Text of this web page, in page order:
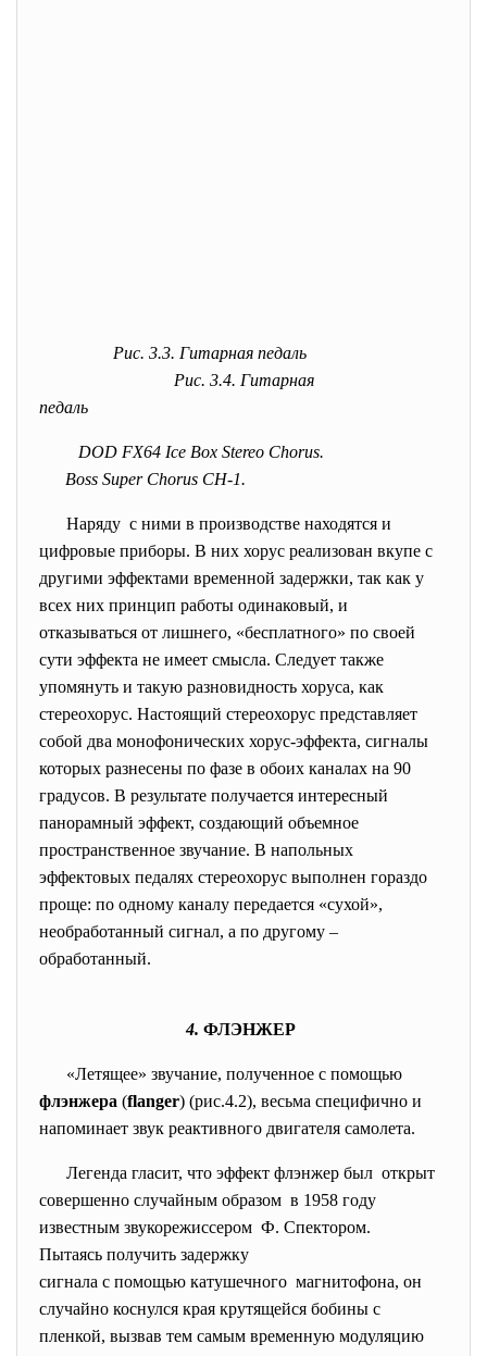
Рис. 3.3. Гитарная педаль
Рис. 3.4. Гитарная
педаль
DOD FX64 Ice Box Stereo Chorus.
Boss Super Chorus CH-1.
Наряду с ними в производстве находятся и
цифровые приборы. В них хорус реализован вкупе с
другими эффектами временной задержки, так как у
всех них принцип работы одинаковый, и
отказываться от лишнего, «бесплатного» по своей
сути эффекта не имеет смысла. Следует также
упомянуть и такую разновидность хоруса, как
стереохорус. Настоящий стереохорус представляет
собой два монофонических хорус-эффекта, сигналы
которых разнесены по фазе в обоих каналах на 90
градусов. В результате получается интересный
панорамный эффект, создающий объемное
пространственное звучание. В напольных
эффектовых педалях стереохорус выполнен гораздо
проще: по одному каналу передается «сухой»,
необработанный сигнал, а по другому –
обработанный.
4. ФЛЭНЖЕР
«Летящее» звучание, полученное с помощью
флэнжера (flanger) (рис.4.2), весьма специфично и
напоминает звук реактивного двигателя самолета.
Легенда гласит, что эффект флэнжер был открыт
совершенно случайным образом в 1958 году
известным звукорежиссером Ф. Спектором.
Пытаясь получить задержку
сигнала с помощью катушечного магнитофона, он
случайно коснулся края крутящейся бобины с
пленкой, вызвав тем самым временную модуляцию